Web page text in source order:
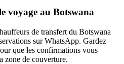
voyage au Botswana
de transfert du Botswana
sur WhatsApp. Gardez
que les confirmations vous
zone de couverture.